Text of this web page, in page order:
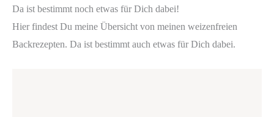
Da ist bestimmt noch etwas für Dich dabei!
Hier findest Du meine Übersicht von meinen weizenfreien
Backrezepten. Da ist bestimmt auch etwas für Dich dabei.